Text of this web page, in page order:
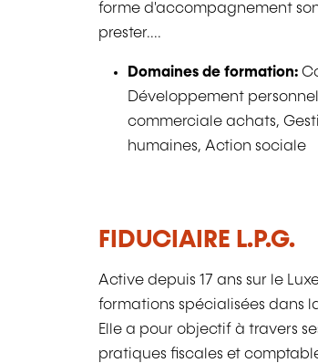
forme d'accompagnement
prester....
Domaines de formation:
Développement
commerciale achats,
humaines, Action sociale
FIDUCIAIRE L.P.G.
Active depuis 17 ans sur le
formations spécialisées dans
Elle a pour objectif à travers
pratiques fiscales et